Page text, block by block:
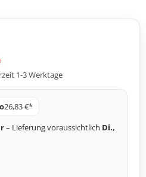
1-3 Werktage
26,83 €*
– Lieferung voraussichtlich Di.,